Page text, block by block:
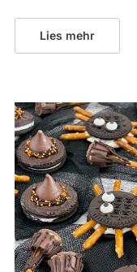
Lies mehr